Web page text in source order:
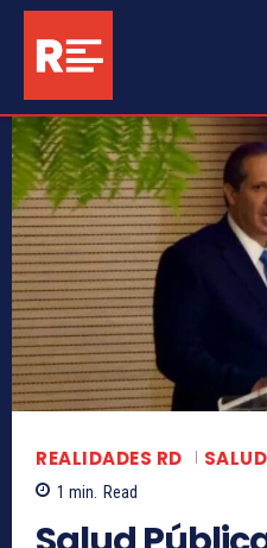
REALIDADES RD SALUD
1 min. Read